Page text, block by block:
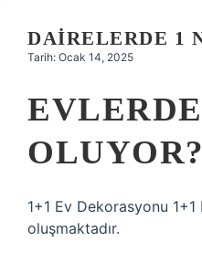
Hakkımızda
DAIRELERDE 1
Tarih: Ocak 14, 2025
OLUYOR?
1+1 Ev Dekorasyonu
oluşmaktadır.